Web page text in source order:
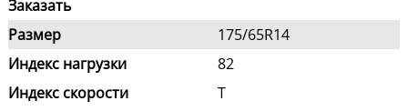
Заказать
Размер
175/65R14
Индекс нагрузки
82
Индекс скорости
T